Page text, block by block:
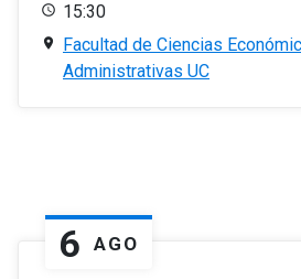
15:30
Facultad de Ciencias
Administrativas UC
6 AGO